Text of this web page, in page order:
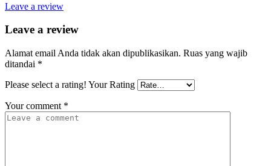
Leave a review
Leave a review
Alamat email Anda tidak akan dipublikasikan. Ruas yang wajib
ditandai *
Please select a rating! Your Rating
Your comment *